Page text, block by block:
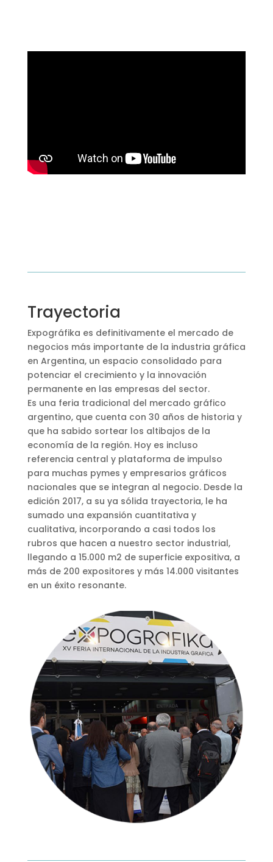
Trayectoria
Expográfika es definitivamente el mercado de
negocios más importante de la industria gráfica
en Argentina, un espacio consolidado para
potenciar el crecimiento y la innovación
permanente en las empresas del sector.
Es una feria tradicional del mercado gráfico
argentino, que cuenta con 30 años de historia y
que ha sabido sortear los altibajos de la
economía de la región. Hoy es incluso
referencia central y plataforma de impulso
para muchas pymes y empresarios gráficos
nacionales que se integran al negocio. Desde la
edición 2017, a su ya sólida trayectoria, le ha
sumado una expansión cuantitativa y
cualitativa, incorporando a casi todos los
rubros que hacen a nuestro sector industrial,
llegando a 15.000 m2 de superficie expositiva, a
más de 200 expositores y más 14.000 visitantes
en un éxito resonante.